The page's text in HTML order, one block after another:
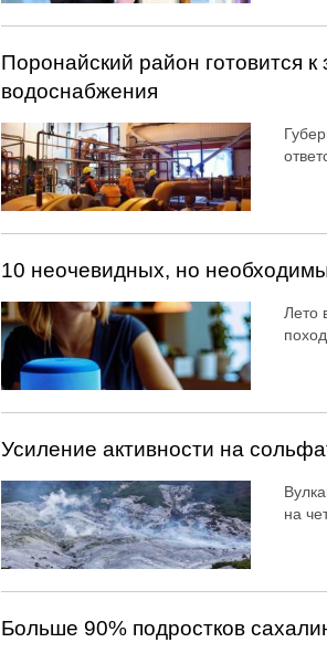
Поронайский район готовится
водоснабжения
10 неочевидных, но
Лето
Усиление активности на
на
Больше 90% подростков